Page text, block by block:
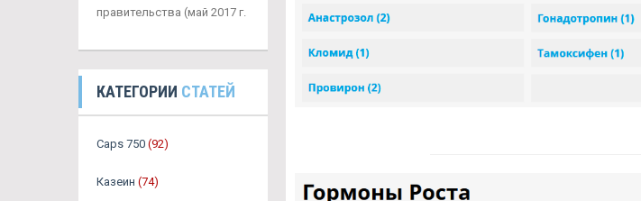
правительства (май 2017 г.
КАТЕГОРИИ СТАТЕЙ
Caps 750 (92)
Казеин (74)